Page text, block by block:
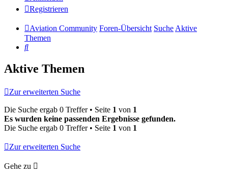
Registrieren
Aviation Community Foren-Übersicht SucheAktive
Themen
Suche
Aktive Themen
Zur erweiterten Suche
Die Suche ergab 0 Treffer • Seite 1 von 1
Es wurden keine passenden Ergebnisse gefunden.
Die Suche ergab 0 Treffer • Seite 1 von 1
Zur erweiterten Suche
Gehe zu